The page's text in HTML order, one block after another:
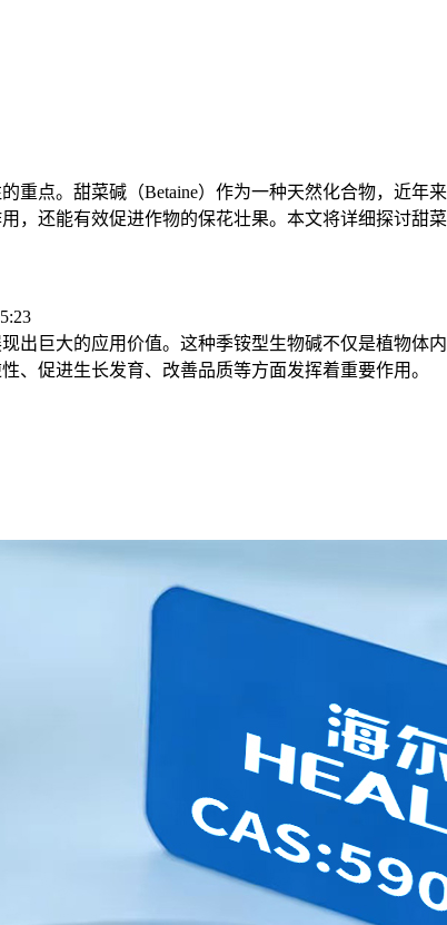
重点。甜菜碱（Betaine）作为一种天然化合物，近年
，还能有效促进作物的保花壮果。本文将详细探讨甜
出巨大的应用价值。这种季铵型生物碱不仅是植物体
、促进生长发育、改善品质等方面发挥着重要作用。